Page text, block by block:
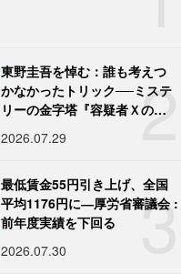
2
東野圭吾を悼む：誰も考えつ
かなかったトリック──ミステ
リーの金字塔『容疑者Ｘの献
2026.07.29
3
最低賃金55円引き上げ、全国
平均1176円に―厚労省審議会 :
前年度実績を下回る
2026.07.30